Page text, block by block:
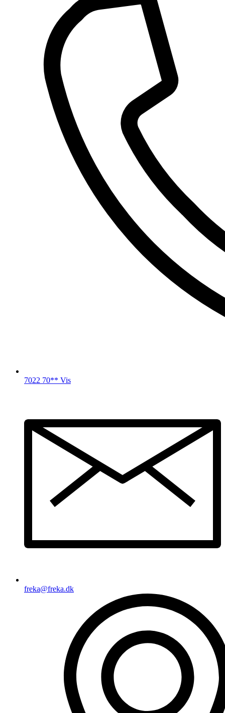
7022 70** Vis
freka@freka.dk